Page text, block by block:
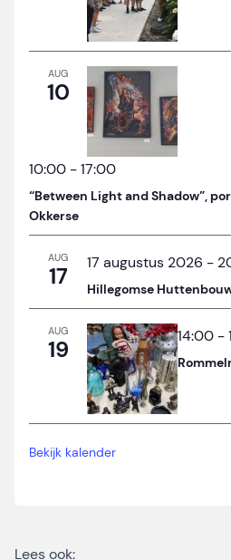
AUG
10
10:00 -17:00
“Between Light and Shadow”,
Okkerse
AUG
17 17 augustus 2026 -
Hillegomse
AUG
19 14:00 -
Bekijk kalender
Lees ook: